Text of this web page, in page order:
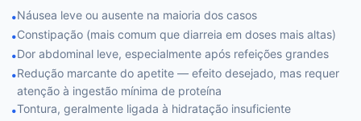
•Náusea leve ou ausente na maioria dos casos
•Constipação (mais comum que diarreia em doses mais altas)
•Dor abdominal leve, especialmente após refeições grandes
•Redução marcante do apetite — efeito desejado, mas requer
atenção à ingestão mínima de proteína
•Tontura, geralmente ligada à hidratação insuficiente